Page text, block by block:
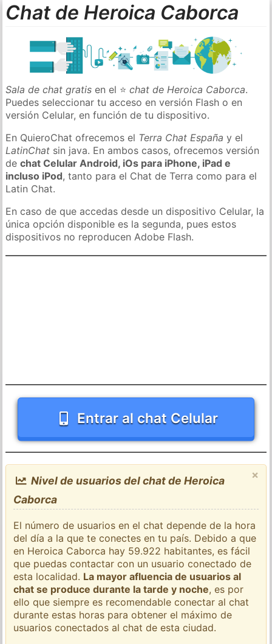
Chat de Heroica Caborca
Sala de chat gratis en el ⭐chat de Heroica Caborca.
Puedes seleccionar tu acceso en versión Flash o en
versión Celular, en función de tu dispositivo.
En QuieroChat ofrecemos el Terra Chat España y el
LatinChat sin java. En ambos casos, ofrecemos versión
dechat Celular Android, iOs para iPhone, iPad e
incluso iPod, tanto para el Chat de Terra como para el
Latin Chat.
En caso de que accedas desde un dispositivo Celular, la
única opción disponible es la segunda, pues estos
dispositivos no reproducen Adobe Flash.
Entrar al chat Celular
×
Nivel de usuarios del chat de Heroica
Caborca
El número de usuarios en el chat depende de la hora
del día a la que te conectes en tu país. Debido a que
en Heroica Caborca hay 59.922 habitantes, es fácil
que puedas contactar con un usuario conectado de
esta localidad. La mayor afluencia de usuarios al
chat se produce durante la tarde y noche, es por
ello que siempre es recomendable conectar al chat
durante estas horas para obtener el máximo de
usuarios conectados al chat de esta ciudad.